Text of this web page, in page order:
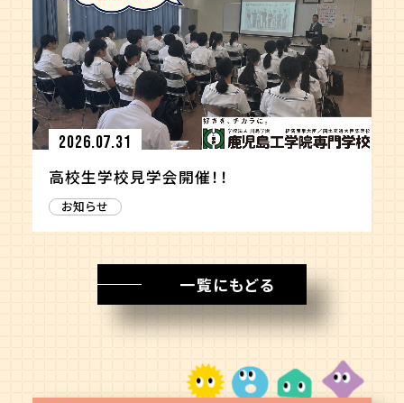
2026.07.31
高校生学校見学会開催！！
お知らせ
一覧にもどる